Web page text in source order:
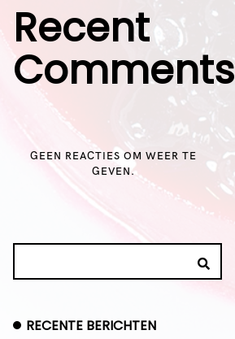
Recent
Comments
GEEN REACTIES OM WEER TE
GEVEN.
RECENTE BERICHTEN